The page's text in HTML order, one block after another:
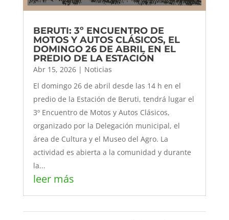
BERUTI: 3º ENCUENTRO DE
MOTOS Y AUTOS CLÁSICOS, EL
DOMINGO 26 DE ABRIL EN EL
PREDIO DE LA ESTACIÓN
Abr 15, 2026| Noticias
El domingo 26 de abril desde las 14 h en el
predio de la Estación de Beruti, tendrá lugar el
3º Encuentro de Motos y Autos Clásicos,
organizado por la Delegación municipal, el
área de Cultura y el Museo del Agro. La
actividad es abierta a la comunidad y durante
la...
leer más